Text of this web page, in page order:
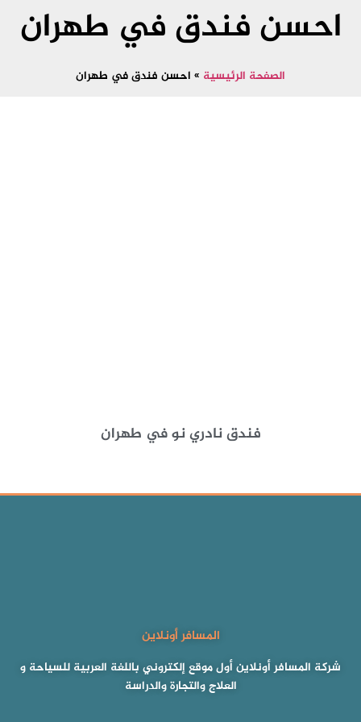
احسن فندق في طهران
الصفحة الرئيسية » احسن فندق في طهران
فندق نادري نو في طهران
المسافر أونلاين
شركة المسافر أونلاين أول موقع إلكتروني باللغة العربية للسياحة و
العلاج والتجارة والدراسة